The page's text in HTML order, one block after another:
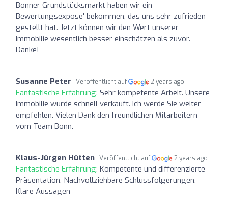
Bonner Grundstücksmarkt haben wir ein
Bewertungsexpose' bekommen, das uns sehr zufrieden
gestellt hat. Jetzt können wir den Wert unserer
Immobilie wesentlich besser einschätzen als zuvor.
Danke!
Susanne Peter Veröffentlicht auf 2 years ago
Fantastische Erfahrung: Sehr kompetente Arbeit. Unsere
Immobilie wurde schnell verkauft. Ich werde Sie weiter
empfehlen. Vielen Dank den freundlichen Mitarbeitern
vom Team Bonn.
Klaus-Jürgen Hütten Veröffentlicht auf 2 years ago
Fantastische Erfahrung: Kompetente und differenzierte
Präsentation. Nachvollziehbare Schlussfolgerungen.
Klare Aussagen